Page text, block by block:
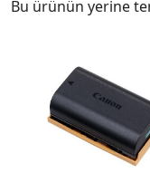
Bu ürünün yerine